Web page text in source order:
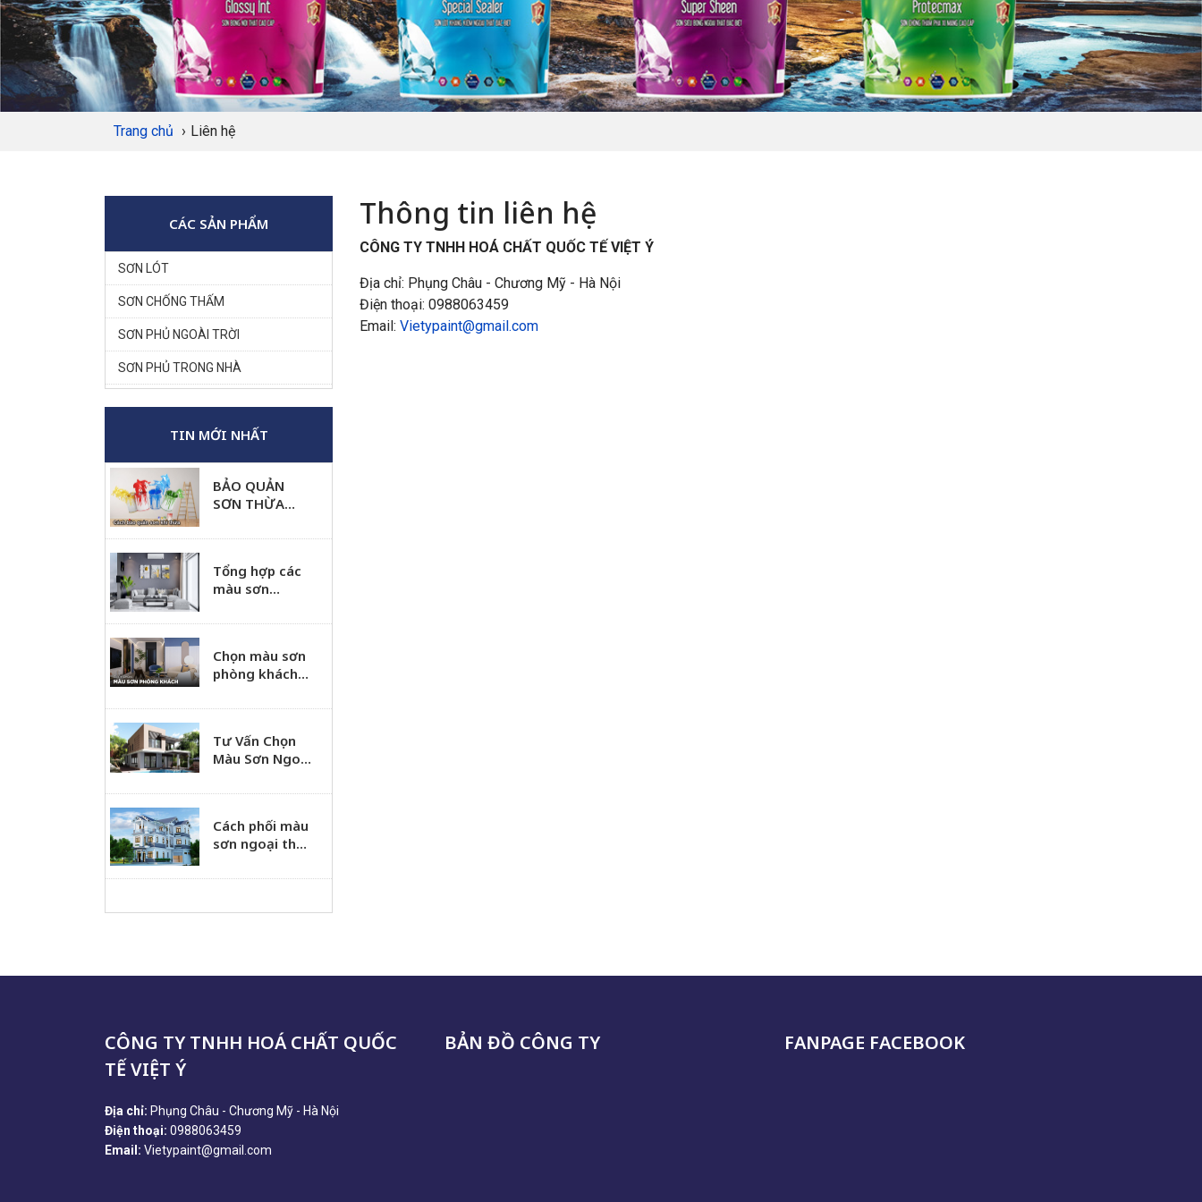
Trang chủ › Liên hệ
CÁC SẢN PHẨM
SƠN LÓT
SƠN CHỐNG THẤM
SƠN PHỦ NGOÀI TRỜI
SƠN PHỦ TRONG NHÀ
TIN MỚI NHẤT
BẢO QUẢN
SƠN THỪA
Tổng hợp các
màu sơn
đẹp được sử
nhất
Chọn màu sơn
phòng khách
trọng
Tư Vấn Chọn
Màu Sơn Ngoại
Phong Thủy
Cách phối màu
sơn ngoại thất
Thông tin liên hệ
CÔNG TY TNHH HOÁ CHẤT QUỐC TẾ VIỆT Ý
Địa chỉ: Phụng Châu - Chương Mỹ - Hà Nội
Điện thoại: 0988063459
Email: Vietypaint@gmail.com
CÔNG TY TNHH HOÁ CHẤT QUỐC
TẾ VIỆT Ý
Địa chỉ: Phụng Châu - Chương Mỹ - Hà Nội
Điện thoại: 0988063459
Email: Vietypaint@gmail.com
BẢN ĐỒ CÔNG TY FANPAGE FACEBOOK